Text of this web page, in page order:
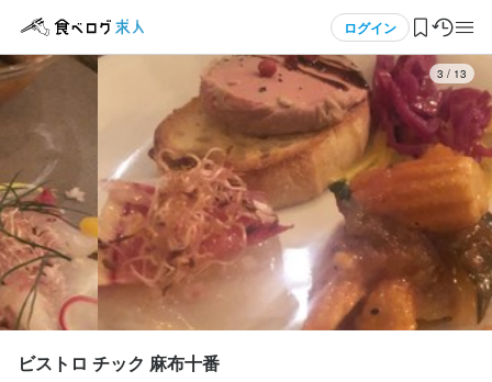
ログイン
ログイン・無料会員登録
食べログ求人TOP
求人検索
マイページ管理
3 / 13
ビストロ チック 麻布十番
ビストロ チック 麻布十番
店長候補・マネージャー
店長候補・マネージャー
月給360,000円〜390,000円
ボーナス・賞与あり 昇給あり 住宅手当あり 交通費支給
家族手当あり
資格手当・スキル手当あり
インセンティブあり
給与補足
※上記給与に加えインセンティブ手当あり
応募画面へ進む
応募画面へ進む
ビストロ チック 麻布十番
料理長候補
料理長候補
月給360,000円〜390,000円
ボーナス・賞与あり 昇給あり 住宅手当あり 交通費支給
家族手当あり
資格手当・スキル手当あり
インセンティブあり
給与補足
※上記給与に加えインセンティブ手当あり
応募画面へ進む
応募画面へ進む
ビストロ チック 麻布十番
調理補助・調理見習い
調理補助・調理見習い
月給310,000円〜330,000円
ボーナス・賞与あり 昇給あり 住宅手当あり 交通費支給
家族手当あり
資格手当・スキル手当あり
インセンティブあり
給与補足
※上記給与に加えインセンティブ手当あり
応募画面へ進む
ビストロ チック 麻布十番
ソムリエ
ソムリエ
月給310,000円〜330,000円
ボーナス・賞与あり 昇給あり 住宅手当あり 交通費支給
家族手当あり
資格手当・スキル手当あり
インセンティブあり
給与補足
※上記給与に加えインセンティブ手当あり
応募画面へ進む
ビストロ チック 麻布十番
皿洗い・洗い場
皿洗い・洗い場
月給310,000円〜330,000円
ボーナス・賞与あり 昇給あり 住宅手当あり 交通費支給
家族手当あり
資格手当・スキル手当あり
インセンティブあり
給与補足
※上記給与に加えインセンティブ手当あり
応募画面へ進む